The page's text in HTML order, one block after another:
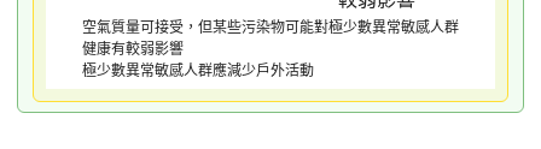
空氣質量可接受，但某些污染物可能對極少數異常敏感人群
健康有較弱影響
極少數異常敏感人群應減少戶外活動